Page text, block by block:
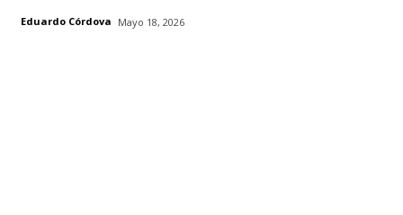
Eduardo Córdova Mayo 18, 2026